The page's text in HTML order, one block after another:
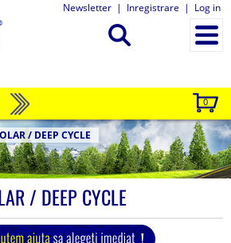
Newsletter | Inregistrare | Log in
0
/ DEEP CYCLE
/ DEEP CYCLE